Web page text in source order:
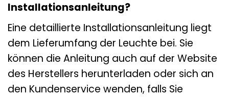
Installationsanleitung?
Eine detaillierte Installationsanleitung liegt
dem Lieferumfang der Leuchte bei. Sie
können die Anleitung auch auf der Website
des Herstellers herunterladen oder sich an
den Kundenservice wenden, falls Sie